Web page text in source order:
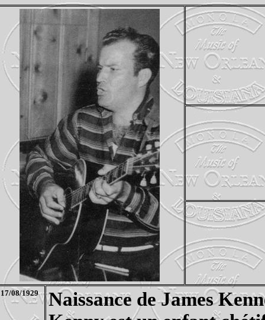
17/08/1929
Naissance de James